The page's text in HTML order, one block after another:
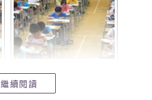
繼續閱讀